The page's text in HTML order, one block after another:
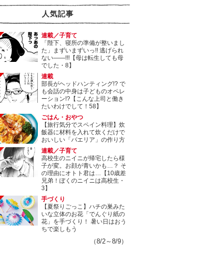
人気記事
連載／子育て
「陛下、寝所の準備が整いまし
た」まずいまずいっ!! 逃げられ
ない――!!!【母は転生しても母
でした・8】
連載
部長がヘッドハンティング!? で
も会話の中身は子どものオペレ
ーション!?【こんな上司と働き
たいわけでして！58】
ごはん・おやつ
【旅行気分でスペイン料理】炊
飯器に材料を入れて炊くだけで
おいしい「パエリア」の作り方
連載／子育て
高校生のニイニが帰宅したら様
子が変。お顔が青いかも…？ そ
の理由にオトト君は…【10歳差
兄弟！ぼくのニイニは高校生・
3】
手づくり
【夏祭りごっこ】ハチの巣みた
いな立体のお花「でんぐり紙の
花」を手づくり！ 暑い日はおう
ちで楽しもう
（8/2～8/9）